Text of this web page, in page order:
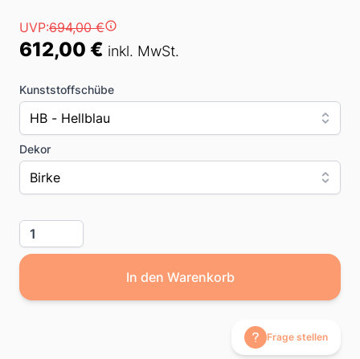
Preis
UVP:694,00 €
612,00 € inkl. MwSt.
Kunststoffschübe
HB - Hellblau
Dekor
Birke
Menge
In den Warenkorb
Frage stellen